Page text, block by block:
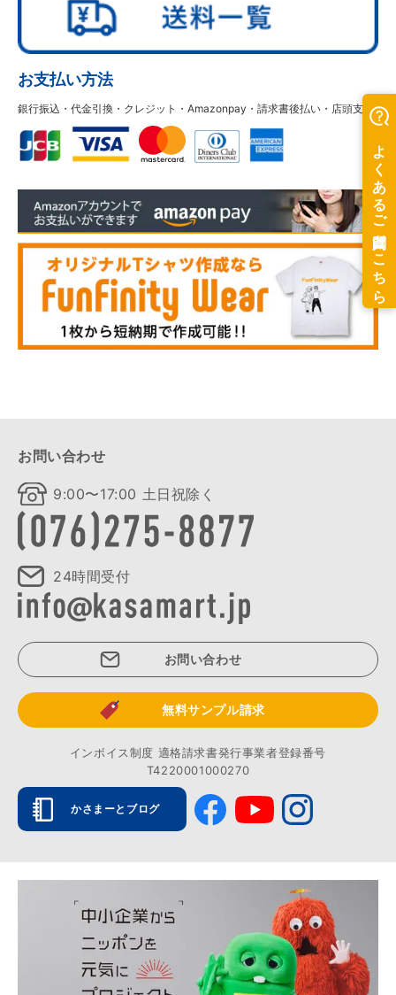
お支払い方法
銀行振込・代金引換・クレジット・Amazonpay・請求書後払い・店頭支払
お問い合わせ
9:00〜17:00 土日祝除く
24時間受付
お問い合わせ
無料サンプル請求
インボイス制度 適格請求書発行事業者登録番号
T4220001000270
かさまーとブログ